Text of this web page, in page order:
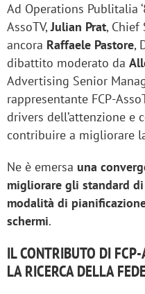
Ad Operations Publitalia
AssoTV,Julian Prat, Chief
ancora Raffaele Pastore,
dibattito moderato da
Advertising Senior
rappresentante FCP-
drivers dell’attenzione e
contribuire a migliorare
Ne è emersa una
migliorare gli standard
modalità di
schermi.
IL CONTRIBUTO DI
LA RICERCA DELLA